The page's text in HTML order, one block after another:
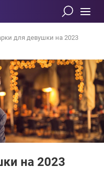
для девушки на 2023
на 2023